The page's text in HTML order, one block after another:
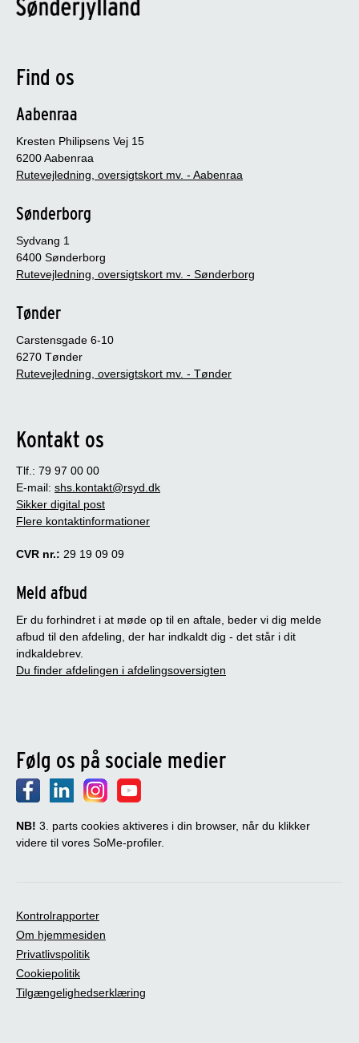
Find os
Aabenraa
Kresten Philipsens Vej 15
6200 Aabenraa
Rutevejledning, oversigtskort mv. - Aabenraa
Sønderborg
Sydvang 1
6400 Sønderborg
Rutevejledning, oversigtskort mv. - Sønderborg
Tønder
Carstensgade 6-10
6270 Tønder
Rutevejledning, oversigtskort mv. - Tønder
Kontakt os
Tlf.: 79 97 00 00
E-mail: shs.kontakt@rsyd.dk
Sikker digital post
Flere kontaktinformationer
CVR nr.: 29 19 09 09
Meld afbud
Er du forhindret i at møde op til en aftale, beder vi dig melde
afbud til den afdeling, der har indkaldt dig - det står i dit
indkaldebrev.
Du finder afdelingen i afdelingsoversigten
Følg os på sociale medier
NB! 3. parts cookies aktiveres i din browser, når du klikker
videre til vores SoMe-profiler.
Kontrolrapporter
Om hjemmesiden
Privatlivspolitik
Cookiepolitik
Tilgængelighedserklæring